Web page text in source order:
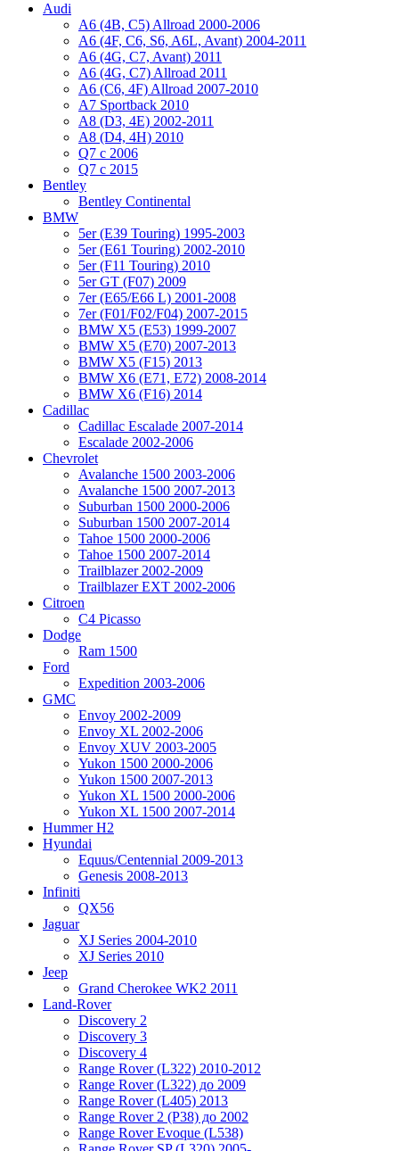
Audi
A6 (4B, C5) Allroad 2000-2006
A6 (4F, C6, S6, A6L, Avant) 2004-2011
A6 (4G, C7, Avant) 2011
A6 (4G, C7) Allroad 2011
A6 (C6, 4F) Allroad 2007-2010
A7 Sportback 2010
A8 (D3, 4E) 2002-2011
A8 (D4, 4H) 2010
Q7 с 2006
Q7 с 2015
Bentley
Bentley Continental
BMW
5er (E39 Touring) 1995-2003
5er (E61 Touring) 2002-2010
5er (F11 Touring) 2010
5er GT (F07) 2009
7er (E65/E66 L) 2001-2008
7er (F01/F02/F04) 2007-2015
BMW X5 (E53) 1999-2007
BMW X5 (E70) 2007-2013
BMW X5 (F15) 2013
BMW X6 (E71, E72) 2008-2014
BMW X6 (F16) 2014
Cadillac
Cadillac Escalade 2007-2014
Escalade 2002-2006
Chevrolet
Avalanche 1500 2003-2006
Avalanche 1500 2007-2013
Suburban 1500 2000-2006
Suburban 1500 2007-2014
Tahoe 1500 2000-2006
Tahoe 1500 2007-2014
Trailblazer 2002-2009
Trailblazer EXT 2002-2006
Citroen
C4 Picasso
Dodge
Ram 1500
Ford
Expedition 2003-2006
GMC
Envoy 2002-2009
Envoy XL 2002-2006
Envoy XUV 2003-2005
Yukon 1500 2000-2006
Yukon 1500 2007-2013
Yukon XL 1500 2000-2006
Yukon XL 1500 2007-2014
Hummer H2
Hyundai
Equus/Centennial 2009-2013
Genesis 2008-2013
Infiniti
QX56
Jaguar
XJ Series 2004-2010
XJ Series 2010
Jeep
Grand Cherokee WK2 2011
Land-Rover
Discovery 2
Discovery 3
Discovery 4
Range Rover (L322) 2010-2012
Range Rover (L322) до 2009
Range Rover (L405) 2013
Range Rover 2 (P38) до 2002
Range Rover Evoque (L538)